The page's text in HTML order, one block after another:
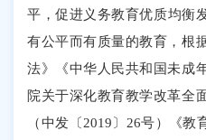
平，促进义务教育优质均衡
有公平而有质量的教育，根
法》《中华人民共和国未成
院关于深化教育教学改革全
（中发〔2019〕 26号）《教